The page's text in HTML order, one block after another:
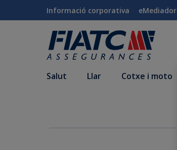
Salta al contingut principal
Informació corporativa eMediador
Salut Llar Cotxe i moto